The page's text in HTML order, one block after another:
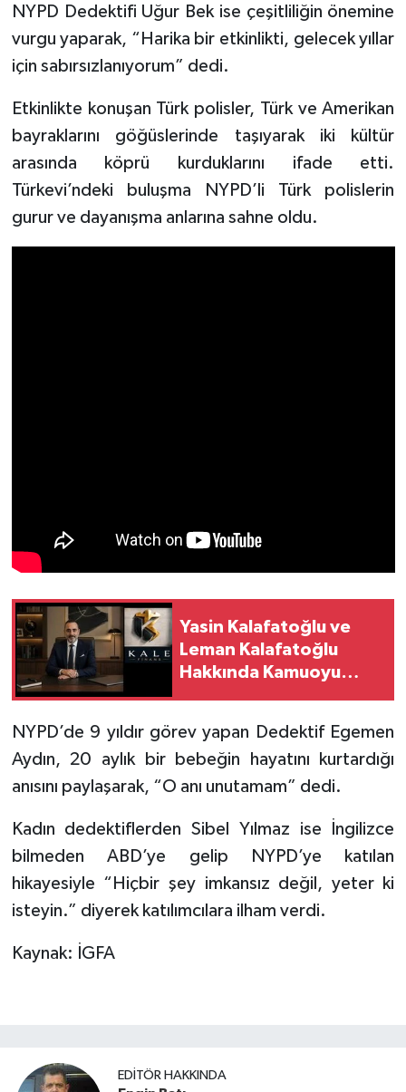
NYPD Dedektifi Uğur Bek ise çeşitliliğin önemine
vurgu yaparak, “Harika bir etkinlikti, gelecek yıllar
için sabırsızlanıyorum” dedi.
Etkinlikte konuşan Türk polisler, Türk ve Amerikan
bayraklarını göğüslerinde taşıyarak iki kültür
arasında köprü kurduklarını ifade etti.
Türkevi’ndeki buluşma NYPD’li Türk polislerin
gurur ve dayanışma anlarına sahne oldu.
Yasin Kalafatoğlu ve
Leman Kalafatoğlu
Hakkında Kamuoyu
NYPD’de 9 yıldır görev yapan Dedektif Egemen
Aydın, 20 aylık bir bebeğin hayatını kurtardığı
anısını paylaşarak, “O anı unutamam” dedi.
Kadın dedektiflerden Sibel Yılmaz ise İngilizce
bilmeden ABD’ye gelip NYPD’ye katılan
hikayesiyle “Hiçbir şey imkansız değil, yeter ki
isteyin.” diyerek katılımcılara ilham verdi.
Kaynak: İGFA
EDITÖR HAKKINDA